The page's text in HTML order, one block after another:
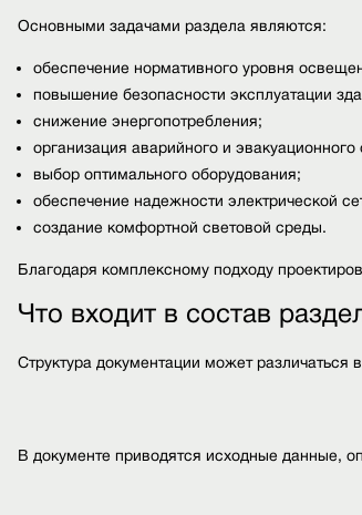
Основными задачами раздела являются:
обеспечение нормативного уровня
повышение безопасности эксплуатации
снижение энергопотребления;
организация аварийного и
выбор оптимального оборудования;
обеспечение надежности электрической
создание комфортной световой среды.
Благодаря комплексному подходу
Что входит в состав
Структура документации может различаться
В документе приводятся исходные данные,